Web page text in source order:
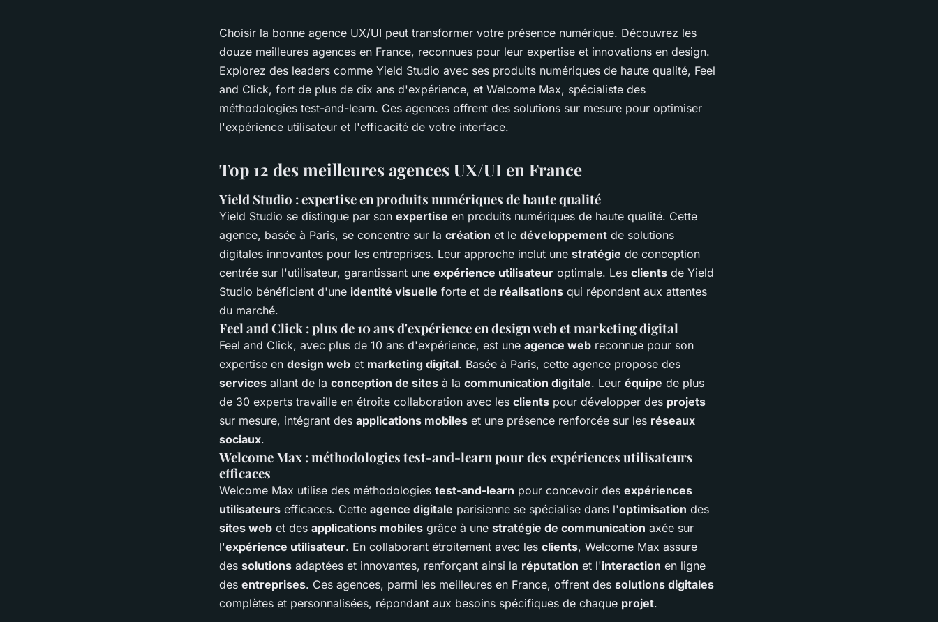
Choisir la bonne agence UX/UI peut transformer votre présence numérique. Découvrez les
douze meilleures agences en France, reconnues pour leur expertise et innovations en design.
Explorez des leaders comme Yield Studio avec ses produits numériques de haute qualité, Feel
and Click, fort de plus de dix ans d'expérience, et Welcome Max, spécialiste des
méthodologies test-and-learn. Ces agences offrent des solutions sur mesure pour optimiser
l'expérience utilisateur et l'efficacité de votre interface.
Top 12 des meilleures agences UX/UI en France
Yield Studio : expertise en produits numériques de haute qualité
Yield Studio se distingue par son expertise en produits numériques de haute qualité. Cette
agence, basée à Paris, se concentre sur la création et le développement de solutions
digitales innovantes pour les entreprises. Leur approche inclut une stratégie de conception
centrée sur l'utilisateur, garantissant une expérience utilisateur optimale. Les clients de Yield
Studio bénéficient d'une identité visuelle forte et de réalisations qui répondent aux attentes
du marché.
Feel and Click : plus de 10 ans d'expérience en design web et marketing digital
Feel and Click, avec plus de 10 ans d'expérience, est une agence web reconnue pour son
expertise en design web et marketing digital. Basée à Paris, cette agence propose des
services allant de la conception de sites à la communication digitale. Leur équipe de plus
de 30 experts travaille en étroite collaboration avec les clients pour développer des projets
sur mesure, intégrant des applications mobiles et une présence renforcée sur les réseaux
sociaux.
Welcome Max : méthodologies test-and-learn pour des expériences utilisateurs
efficaces
Welcome Max utilise des méthodologies test-and-learn pour concevoir des expériences
utilisateurs efficaces. Cette agence digitale parisienne se spécialise dans l'optimisation des
sites web et des applications mobiles grâce à une stratégie de communication axée sur
l'expérience utilisateur. En collaborant étroitement avec les clients, Welcome Max assure
des solutions adaptées et innovantes, renforçant ainsi la réputation et l'interaction en ligne
des entreprises. Ces agences, parmi les meilleures en France, offrent des solutions digitales
complètes et personnalisées, répondant aux besoins spécifiques de chaque projet.